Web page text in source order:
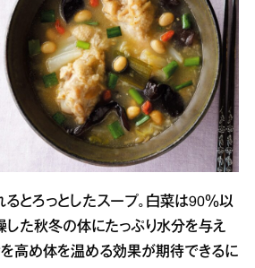
とろっとしたスープ。白菜は90％以
した秋冬の体にたっぷり水分を与え
を高め体を温める効果が期待できるに